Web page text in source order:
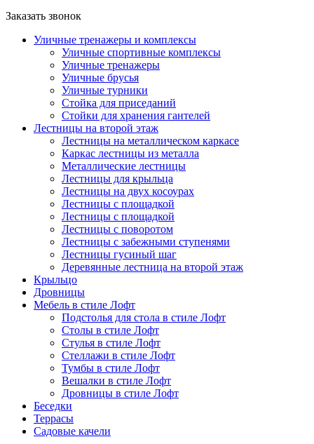
Заказать звонок
Уличные тренажеры и комплексы
Уличные спортивные комплексы
Уличные тренажеры
Уличные брусья
Уличные турники
Cтойка для приседаний
Стойки для хранения гантелей
Лестницы на второй этаж
Лестницы на металлическом каркасе
Каркас лестницы из металла
Металлические лестницы
Лестницы для крыльца
Лестницы на двух косоурах
Лестницы с площадкой
Лестницы с площадкой
Лестницы с поворотом
Лестницы с забежными ступенями
Лестницы гусиный шаг
Деревянные лестница на второй этаж
Крыльцо
Дровницы
Мебель в стиле Лофт
Подстолья для стола в стиле Лофт
Столы в стиле Лофт
Стулья в стиле Лофт
Стеллажи в стиле Лофт
Тумбы в стиле Лофт
Вешалки в стиле Лофт
Дровницы в стиле Лофт
Беседки
Террасы
Садовые качели